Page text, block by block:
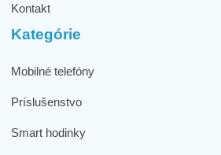
Kontakt
Kategórie
Mobilné telefóny
Príslušenstvo
Smart hodinky